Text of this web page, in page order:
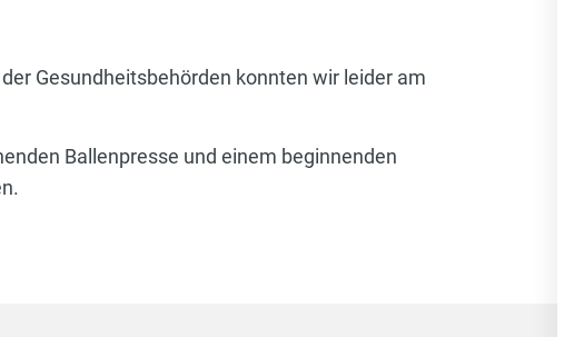
Gesundheitsbehörden konnten wir leider am
Ballenpresse und einem beginnenden